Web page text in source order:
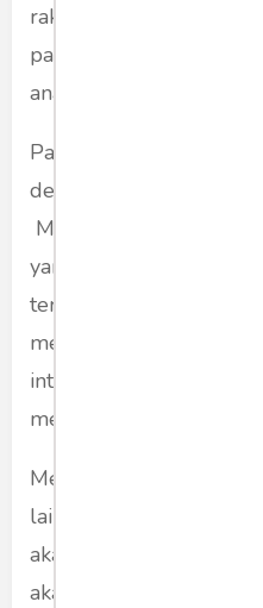
rakyat tidak tinggal
parah, yakni
anak negeri. Apa yang
Para negara tetangga
dengan caranya,
Mereka juga merasa
yang merebut
terhadap pemerintahan
mendapatkan banyak
internasional terhadap
menjadi batu
Melakukan kudeta,
lainnya di dalam
akan menggali kuburan
akan